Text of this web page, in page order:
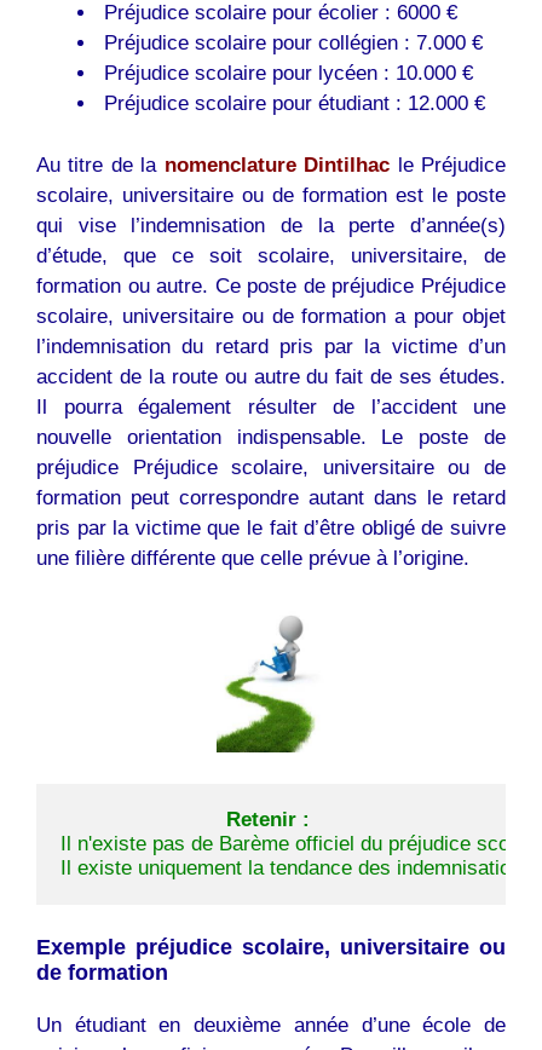
Préjudice scolaire pour écolier : 6000 €
Préjudice scolaire pour collégien : 7.000 €
Préjudice scolaire pour lycéen : 10.000 €
Préjudice scolaire pour étudiant : 12.000 €
Au titre de la nomenclature Dintilhac le Préjudice
scolaire, universitaire ou de formation est le poste
qui vise l’indemnisation de la perte d’année(s)
d’étude, que ce soit scolaire, universitaire, de
formation ou autre. Ce poste de préjudice Préjudice
scolaire, universitaire ou de formation a pour objet
l’indemnisation du retard pris par la victime d’un
accident de la route ou autre du fait de ses études.
Il pourra également résulter de l’accident une
nouvelle orientation indispensable. Le poste de
préjudice Préjudice scolaire, universitaire ou de
formation peut correspondre autant dans le retard
pris par la victime que le fait d’être obligé de suivre
une filière différente que celle prévue à l’origine.
Retenir :
Il existe uniquement la tendance des
Exemple préjudice scolaire, universitaire ou
de formation
Un étudiant en deuxième année d’une école de